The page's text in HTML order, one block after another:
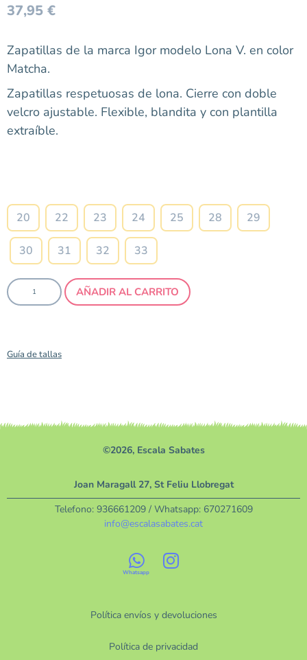
37,95 €
Zapatillas de la marca Igor modelo Lona V. en color
Matcha.
Zapatillas respetuosas de lona. Cierre con doble
velcro ajustable. Flexible, blandita y con plantilla
extraíble.
20 22 23 24 25 28 29
30 31 32 33
AÑADIR AL CARRITO
Guía de tallas
©2026, Escala Sabates
Política envíos y devoluciones
Política de privacidad
Joan Maragall 27, St Feliu Llobregat
Telefono: 936661209/ Whatsapp: 670271609
info@escalasabates.cat